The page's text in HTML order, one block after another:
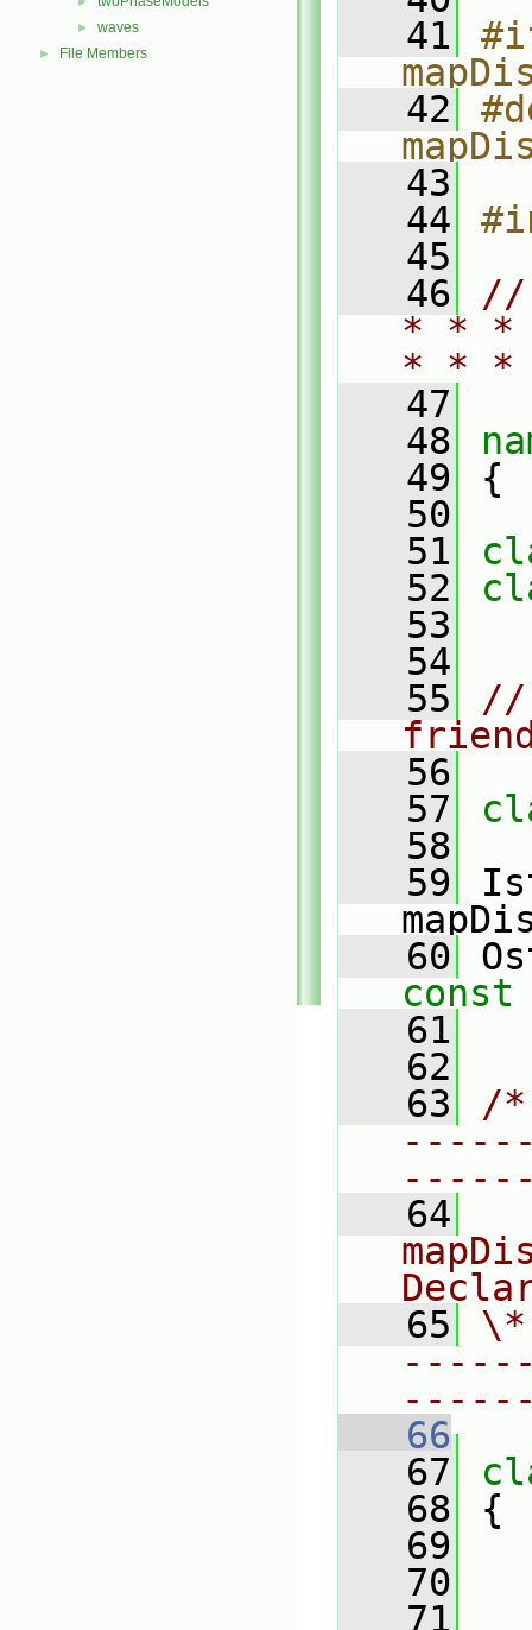
► waves
► File Members
   41
   42
   43
   44
   45
   46
//
* * *
* *
   47
   48
   49
{
   50
   51
   52
   53
   54
   55
//
   56
   57
   58
   59
   60
const
   61
   62
   63
/
   64
   65
   66
   67
   68
{
   69
   70
   71